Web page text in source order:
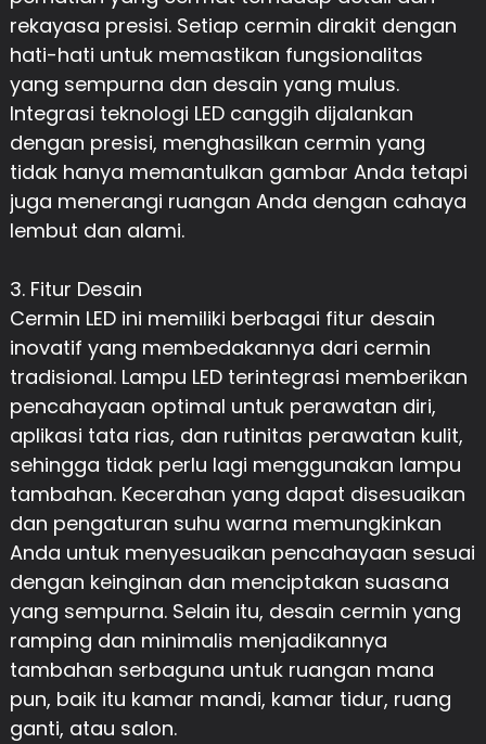
rekayasa presisi. Setiap cermin dirakit dengan
hati-hati untuk memastikan fungsionalitas
yang sempurna dan desain yang mulus.
Integrasi teknologi LED canggih dijalankan
dengan presisi, menghasilkan cermin yang
tidak hanya memantulkan gambar Anda tetapi
juga menerangi ruangan Anda dengan cahaya
lembut dan alami.
3. Fitur Desain
Cermin LED ini memiliki berbagai fitur desain
inovatif yang membedakannya dari cermin
tradisional. Lampu LED terintegrasi memberikan
pencahayaan optimal untuk perawatan diri,
aplikasi tata rias, dan rutinitas perawatan kulit,
sehingga tidak perlu lagi menggunakan lampu
tambahan. Kecerahan yang dapat disesuaikan
dan pengaturan suhu warna memungkinkan
Anda untuk menyesuaikan pencahayaan sesuai
dengan keinginan dan menciptakan suasana
yang sempurna. Selain itu, desain cermin yang
ramping dan minimalis menjadikannya
tambahan serbaguna untuk ruangan mana
pun, baik itu kamar mandi, kamar tidur, ruang
ganti, atau salon.